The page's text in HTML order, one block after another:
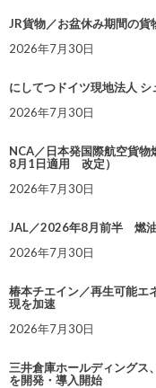
JR貨物／お盆休み期間の
2026年7月30日
にしてつドイツ現地法人
2026年7月30日
NCA／日本発国際航空貨
8月1日適用 改定）
2026年7月30日
JAL／2026年8月前半 燃
2026年7月30日
椿本チエイン／再生可能エ
現を加速
2026年7月30日
三井倉庫ホールディングス
を開発・導入開始